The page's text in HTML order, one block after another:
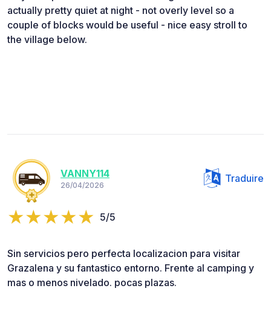
actually pretty quiet at night - not overly level so a
couple of blocks would be useful - nice easy stroll to
the village below.
VANNY114
26/04/2026
Traduire
5/5
Sin servicios pero perfecta localizacion para visitar
Grazalena y su fantastico entorno. Frente al camping y
mas o menos nivelado. pocas plazas.